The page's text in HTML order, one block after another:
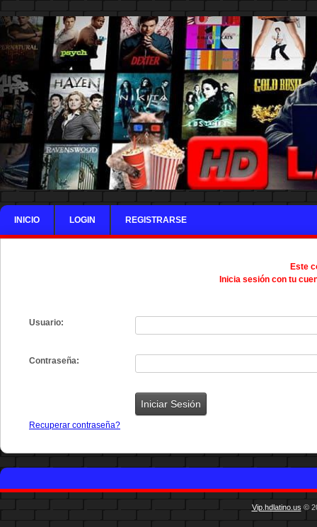
INICIO LOGIN REGISTRARSE
Este
Inicia sesión con tu
Usuario:
Contraseña:
Recuperar contraseña?
Vip.hdlatino.us ©